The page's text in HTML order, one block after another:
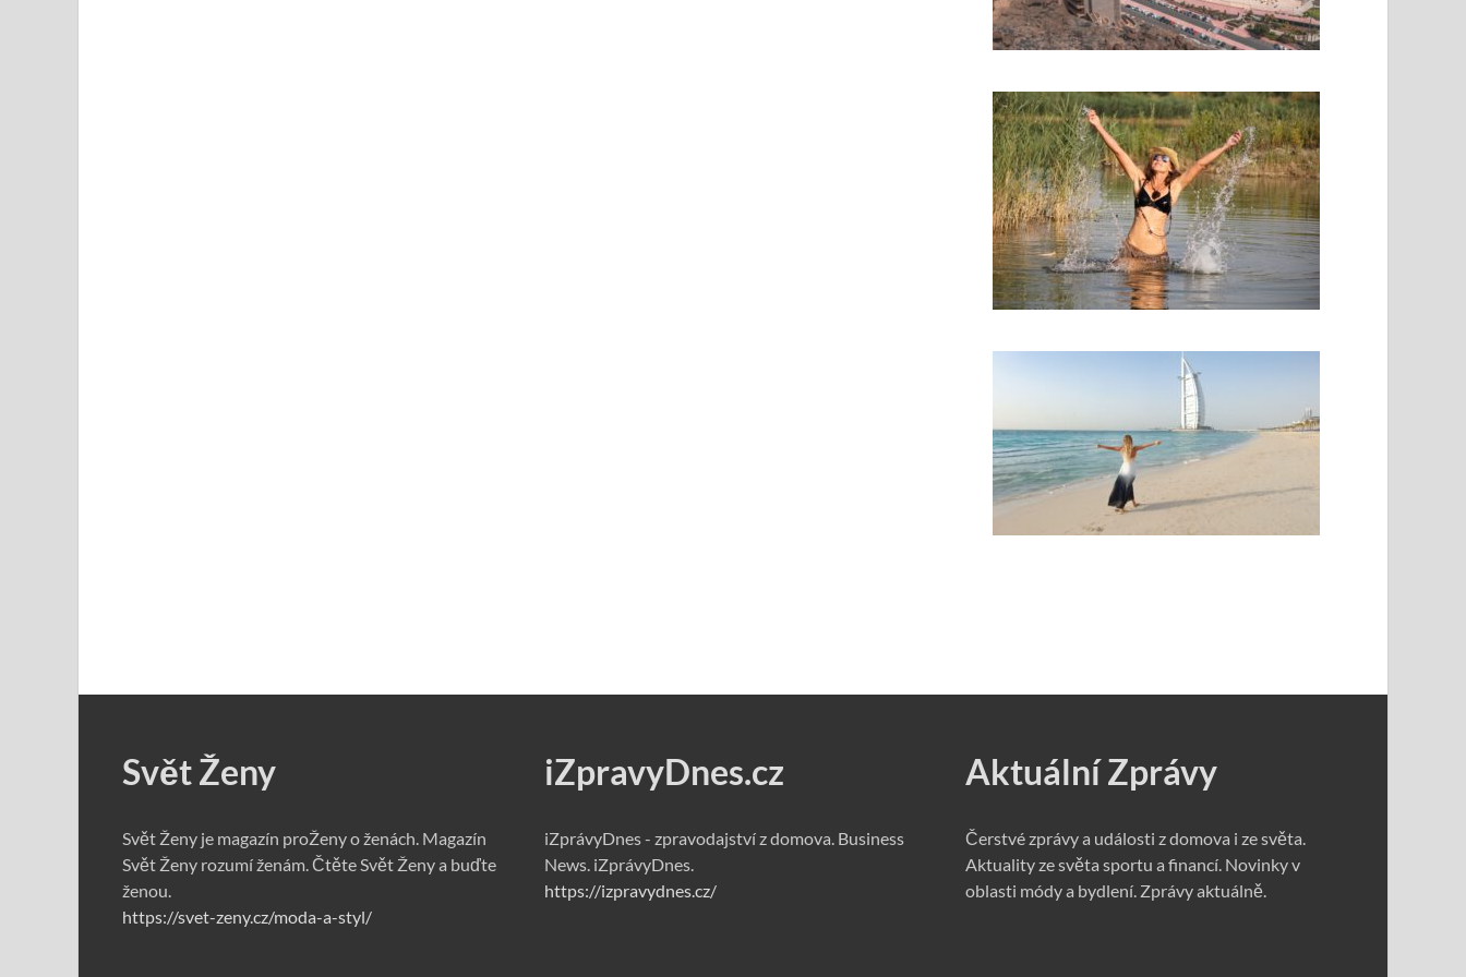
Svět Ženy
Svět Ženy je magazín proŽeny o ženách. Magazín
Svět Ženy rozumí ženám. Čtěte Svět Ženy a buďte
ženou.
https://svet-zeny.cz/moda-a-styl/
iZpravyDnes.cz
iZprávyDnes - zpravodajství z domova. Business
News. iZprávyDnes.
https://izpravydnes.cz/
Aktuální Zprávy
Čerstvé zprávy a události z domova i ze světa.
Aktuality ze světa sportu a financí. Novinky v
oblasti módy a bydlení. Zprávy aktuálně.